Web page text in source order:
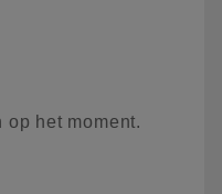
het moment.